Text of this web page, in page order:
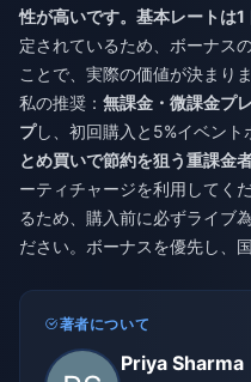
性が高いです。基本レートは1
定されているため、ボーナス
ことで、実際の価値が決まりま
私の推奨： 無課金・微課金プ
プし、初回購入と5%イベント
とめ買いで節約を狙う重課金
ーティチャージを利用してく
るため、購入前に必ずライブ
ださい。ボーナスを優先し、
著者について
Priya Sharma